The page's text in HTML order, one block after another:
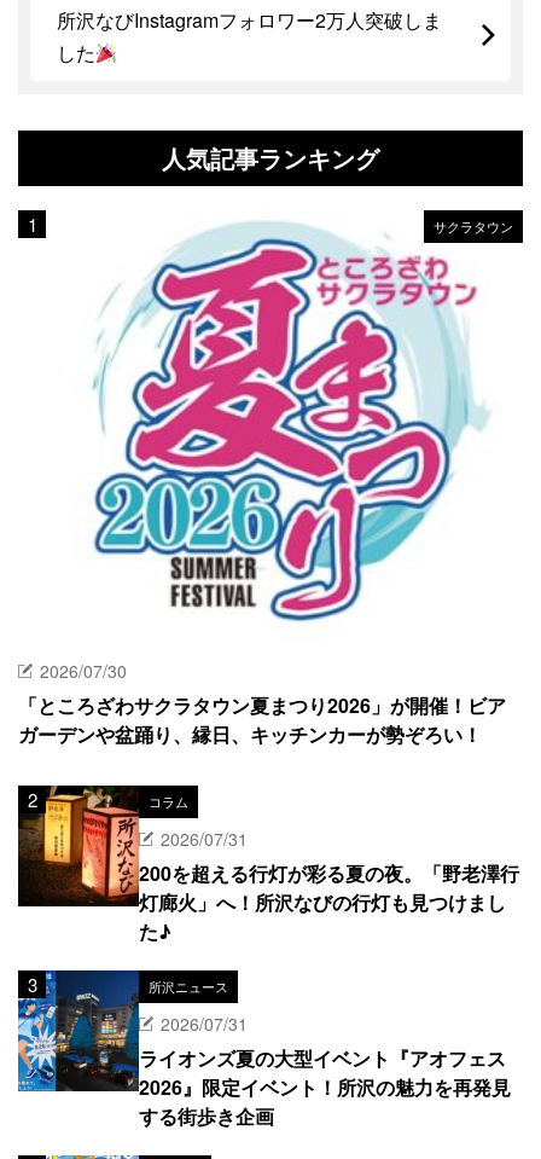
所沢なびInstagramフォロワー2万人突破しま
した
人気記事ランキング
サクラタウン
2026/07/30
「ところざわサクラタウン夏まつり2026」が開催！ビア
ガーデンや盆踊り、縁日、キッチンカーが勢ぞろい！
コラム
2026/07/31
200を超える行灯が彩る夏の夜。「野老澤行
灯廊火」へ！所沢なびの行灯も見つけまし
た♪
所沢ニュース
2026/07/31
ライオンズ夏の大型イベント『アオフェス
2026』限定イベント！所沢の魅力を再発見
する街歩き企画